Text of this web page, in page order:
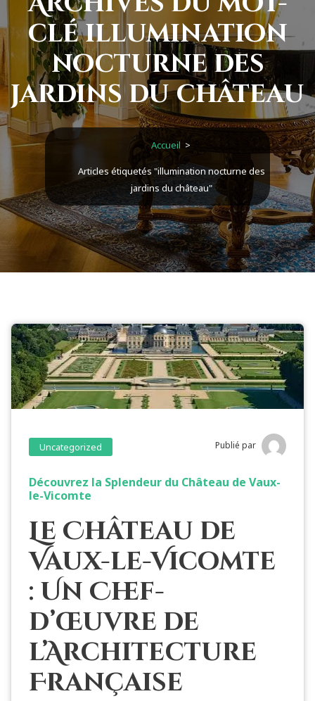
clé illumination
nocturne des
jardins du château
Accueil >
Articles étiquetés "illumination nocturne des
jardins du château"
Uncategorized Publié par
Découvrez la Splendeur du Château de Vaux-
le-Vicomte
Le Château de
Vaux-le-Vicomte
: Un Chef-
d’Œuvre de
l’Architecture
Française